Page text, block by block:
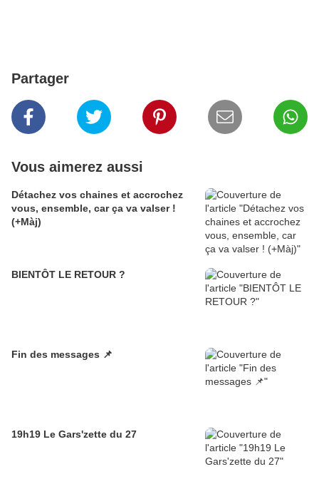
Partager
Vous aimerez aussi
Détachez vos chaines et accrochez
vous, ensemble, car ça va valser !
(+Màj)
BIENTÔT LE RETOUR ?
Fin des messages 📌
19h19 Le Gars'zette du 27